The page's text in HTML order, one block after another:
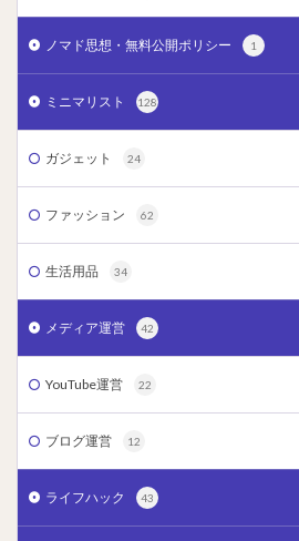
ノマド思想・無料公開ポリシー 1
ミニマリスト 128
ガジェット 24
ファッション 62
生活用品 34
メディア運営 42
YouTube運営 22
ブログ運営 12
ライフハック 43